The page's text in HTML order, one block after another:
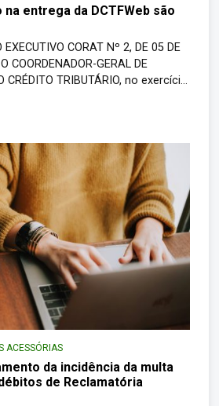
entrega da DCTFWeb são
EXECUTIVO CORAT Nº 2, DE 05 DE
COORDENADOR-GERAL DE
CRÉDITO TRIBUTÁRIO, no exercício
no inciso II do art. 66 e no
27 de julho de […]
ACESSÓRIAS
da incidência da multa
de Reclamatória